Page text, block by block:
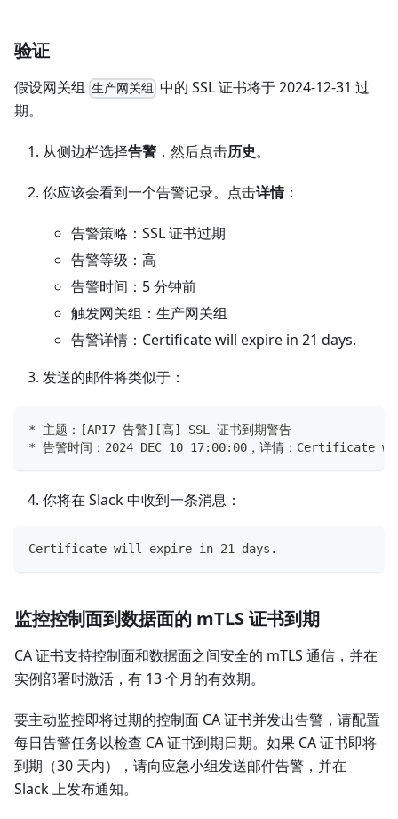
验证
假设网关组 生产网关组 中的 SSL 证书将于 2024-12-31 过
期。
从侧边栏选择告警 ，然后点击历史。
你应该会看到一个告警记录。点击详情：
告警策略：SSL 证书过期
告警等级：高
告警时间：5 分钟前
触发网关组：生产网关组
告警详情：Certificate will expire in 21 days.
发送的邮件将类似于：
* 主题：[API7 告警][高] SSL 证书到期警告
* 告警时间：2024 DEC 10 17:00:00，详情：
你将在 Slack 中收到一条消息：
Certificate will expire in 21 days.
监控控制面到数据面的 mTLS 证书到期
CA 证书支持控制面和数据面之间安全的 mTLS 通信，并在
实例部署时激活，有 13 个月的有效期。
要主动监控即将过期的控制面 CA 证书并发出告警，请配置
每日告警任务以检查 CA 证书到期日期。如果 CA 证书即将
到期（30 天内），请向应急小组发送邮件告警，并在
Slack 上发布通知。